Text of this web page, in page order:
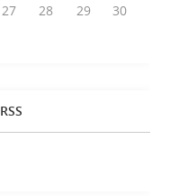
27 28 29
30
RSS